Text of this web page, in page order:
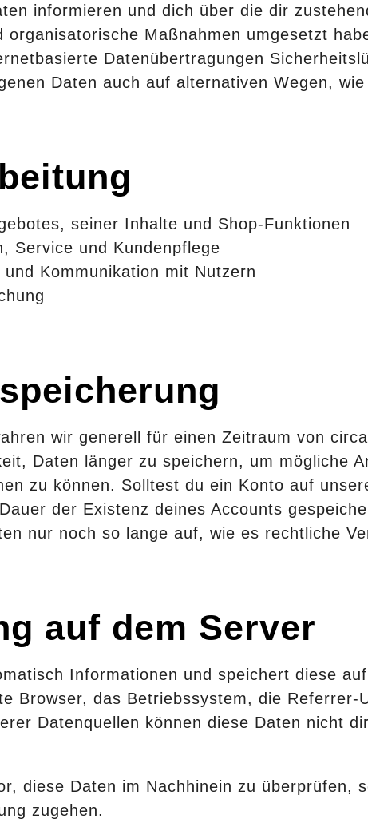
informieren und dich über die dir
Maßnahmen umgesetzt
Datenübertragungen
Daten auch auf alternativen Wegen,
seiner Inhalte und Shop-Funktionen
Service und Kundenpflege
Kommunikation mit Nutzern
wir generell für einen Zeitraum von
Daten länger zu speichern, um mögliche
zu können. Solltest du ein Konto auf
der Existenz deines Accounts
nur noch so lange auf, wie es rechtliche
auf dem Server
Informationen und speichert diese
Browser, das Betriebssystem, die Referrer-
Datenquellen können diese Daten nicht
diese Daten im Nachhinein zu überprüfen,
zugehen.